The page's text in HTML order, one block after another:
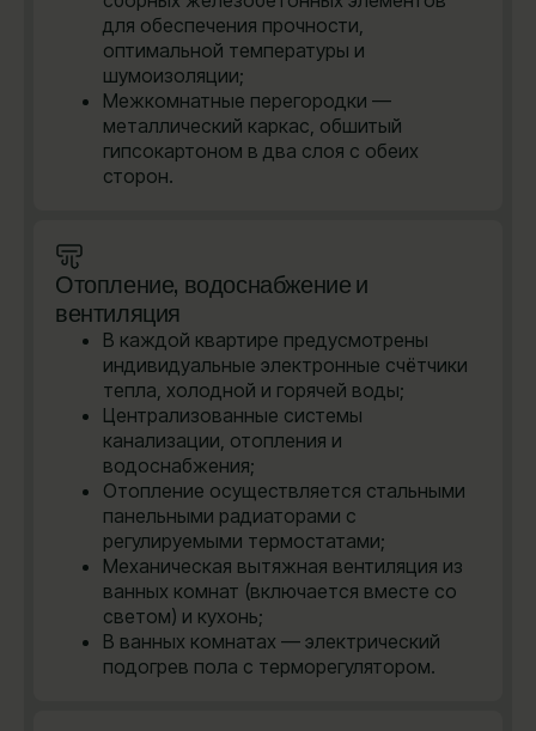
для обеспечения прочности,
оптимальной температуры и
шумоизоляции;
Межкомнатные перегородки —
металлический каркас, обшитый
гипсокартоном в два слоя с обеих
сторон.
Отопление, водоснабжение и
вентиляция
В каждой квартире предусмотрены
индивидуальные электронные счётчики
тепла, холодной и горячей воды;
Централизованные системы
канализации, отопления и
водоснабжения;
Отопление осуществляется стальными
панельными радиаторами с
регулируемыми термостатами;
Механическая вытяжная вентиляция из
ванных комнат (включается вместе со
светом) и кухонь;
В ванных комнатах — электрический
подогрев пола с терморегулятором.